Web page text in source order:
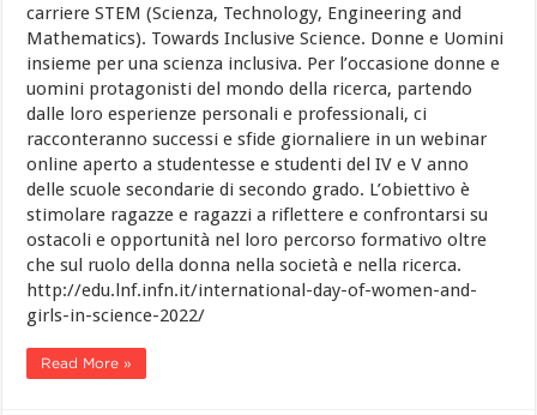
carriere STEM (Scienza, Technology, Engineering and
Mathematics). Towards Inclusive Science. Donne e Uomini
insieme per una scienza inclusiva. Per l’occasione donne e
uomini protagonisti del mondo della ricerca, partendo
dalle loro esperienze personali e professionali, ci
racconteranno successi e sfide giornaliere in un webinar
online aperto a studentesse e studenti del IV e V anno
delle scuole secondarie di secondo grado. L’obiettivo è
stimolare ragazze e ragazzi a riflettere e confrontarsi su
ostacoli e opportunità nel loro percorso formativo oltre
che sul ruolo della donna nella società e nella ricerca.
http://edu.lnf.infn.it/international-day-of-women-and-
girls-in-science-2022/
Read More »